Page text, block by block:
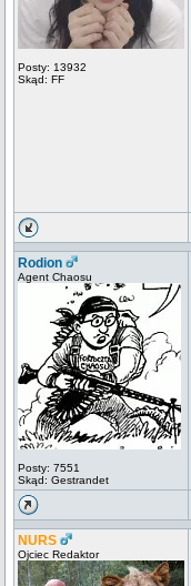
Posty: 13932
Skąd: FF
Rodion
Agent Chaosu
Posty: 7551
Skąd: Gestrandet
NURS
Ojciec Redaktor